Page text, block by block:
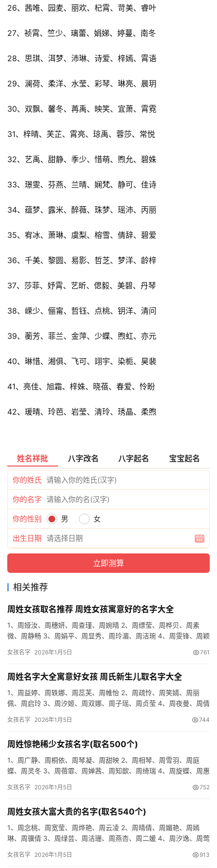
26、茜唯、园麦、丽欢、杞霄、苛美、睿叶
27、祯霄、竺少、璃蕾、娟娣、婷蔓、南冬
28、思琪、洱梦、沛琳、诗爱、梓嫣、霄语
29、澜荷、柔洋、水莹、彩琴、琳亮、晨玥
30、双飘、馨冬、苒禹、映笑、宜萧、霄霓
31、梓晴、芙芷、霄亮、琼禹、蓉莎、常悦
32、艺禹、甜静、季少、惜萌、煦允、碧姝
33、璟雯、芬燕、兰晴、娴梵、静可、佳诗
34、蕴梦、露米、醉薇、珠梦、瑶沛、丙丽
35、宥冰、萧琳、虞梨、榕雪、倩辞、碧爱
36、千美、黎圆、易影、哲芝、梦洋、龄梓
37、莎菲、妤霄、艺昕、偲毅、美碧、丹琴
38、嵘少、俪甯、哲钰、点桃、钥洋、清问
39、蘅芳、菲兰、金萍、少蝶、煦虹、亦元
40、琳惜、湘俱、飞可、翊宇、染栀、昊裴
41、亮佳、旭霜、梓姝、晓蓓、春爱、怜盼
42、瑗晴、玲芭、岩莹、清玲、琇晶、柔煦
姓名祥批 八字改名 八字起名 宝宝起名
你的姓氏
你的名字
你的性别 男 女
出生日期
相关推荐
周姓女孩取名推荐 周姓女孩寓意好的名字大全
1、周娅汝、周穗妍、周查瑾、周婉晴 2、周缥莹、周桦贝、周素
微、周静畅 3、周娟平、周显秀、周玲湄、周洁琬 4、周雯锋、周颖
女孩名字 2026年1月5日 761
周姓名字大全寓意好女孩 周氏新生儿取名字大全
1、周益婷、周轶娜、周蕊芙、周帷怡 2、周疏怜、周笑婧、周丽
佩、周启玲 3、周汐姬、周双娜、周子瑶、周贞莹 4、周夜曼、周倩
女孩名字 2026年1月5日 744
周姓惊艳稀少女孩名字(取名500个)
1、周广静、周桐依、周琴凝、周甜映 2、周相琴、周雪羽、周庭
蝶、周灵冬 3、周蓓霏、周婵茜、周知歆、周绮瑞 4、周旋蝶、周惠
女孩名字 2026年1月5日 752
周姓女孩大富大贵的名字(取名540个)
1、周念桃、周宽莹、周烨艳、周云凌 2、周晴倩、周媚艳、周嫣
琳、周骥倩 3、周绿芸、周洁珊、周燕杏、周二媛 4、周汐逸、周莺
女孩名字 2026年1月5日 913